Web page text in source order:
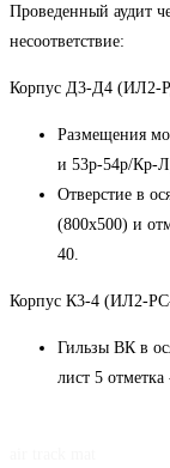
Проведенный аудит
несоответствие:
Корпус Д3-Д4 (ИЛ2-
Размещения
и 53р-54р/Кр-
Отверстие в
(800х500) и
40.
Корпус К3-4 (ИЛ2-
Гильзы ВК в
лист 5